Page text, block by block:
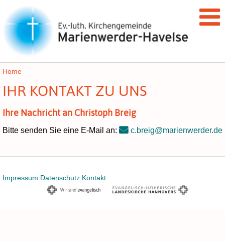
Home
IHR KONTAKT ZU UNS
Ihre Nachricht an Christoph Breig
Bitte senden Sie eine E-Mail an: c.breig@marienwerder.de
Impressum Datenschutz Kontakt